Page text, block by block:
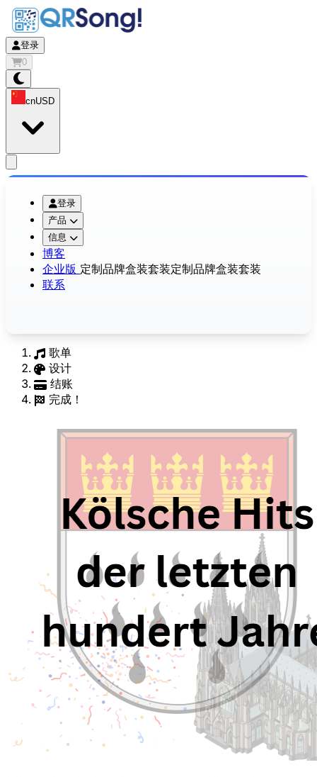
登录
0
cnUSD
登录
产品
信息
博客
企业版 定制品牌盒装套装定制品牌盒装套装
联系
歌单
设计
结账
完成！